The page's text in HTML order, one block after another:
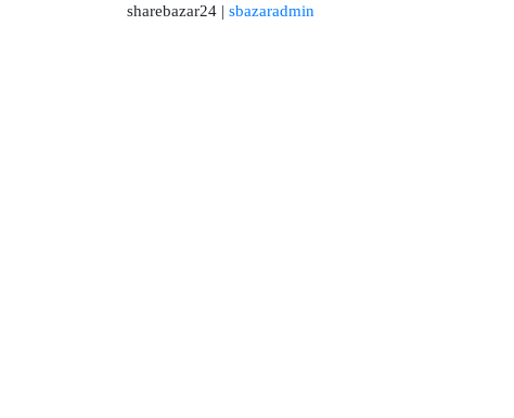
sharebazar24 | sbazaradmin